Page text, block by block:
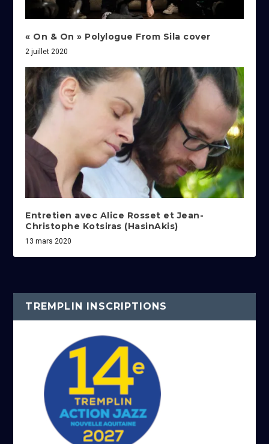
« On & On » Polylogue From Sila cover
2 juillet 2020
Entretien avec Alice Rosset et Jean-
Christophe Kotsiras (HasinAkis)
13 mars 2020
TREMPLIN INSCRIPTIONS